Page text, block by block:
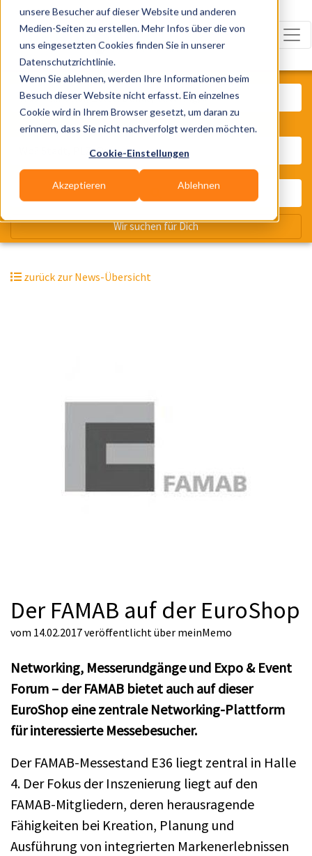
unsere Besucher auf dieser Website und anderen
Medien-Seiten zu erstellen. Mehr Infos über die von
uns eingesetzten Cookies finden Sie in unserer
Datenschutzrichtlinie.
Wenn Sie ablehnen, werden Ihre Informationen beim
Besuch dieser Website nicht erfasst. Ein einzelnes
Cookie wird in Ihrem Browser gesetzt, um daran zu
erinnern, dass Sie nicht nachverfolgt werden möchten.
Cookie-Einstellungen
Akzeptieren Ablehnen
zurück zur News-Übersicht
Der FAMAB auf der EuroShop
vom 14.02.2017veröffentlicht über meinMemo
Networking, Messerundgänge und Expo & Event
Forum – der FAMAB bietet auch auf dieser
EuroShop eine zentrale Networking-Plattform
für interessierte Messebesucher.
Der FAMAB-Messestand E36 liegt zentral in Halle
4. Der Fokus der Inszenierung liegt auf den
FAMAB-Mitgliedern, deren herausragende
Fähigkeiten bei Kreation, Planung und
Ausführung von integrierten Markenerlebnissen
Was? Künstler, Zelte, Bands,
Wo? Stadt, PLZ, Ort
Wir suchen für Dich